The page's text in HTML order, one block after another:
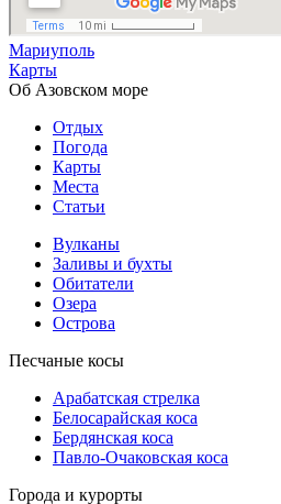
Мариуполь
Карты
Об Азовском море
Отдых
Погода
Карты
Места
Статьи
Вулканы
Заливы и бухты
Обитатели
Озера
Острова
Песчаные косы
Арабатская стрелка
Белосарайская коса
Бердянская коса
Павло-Очаковская коса
Города и курорты